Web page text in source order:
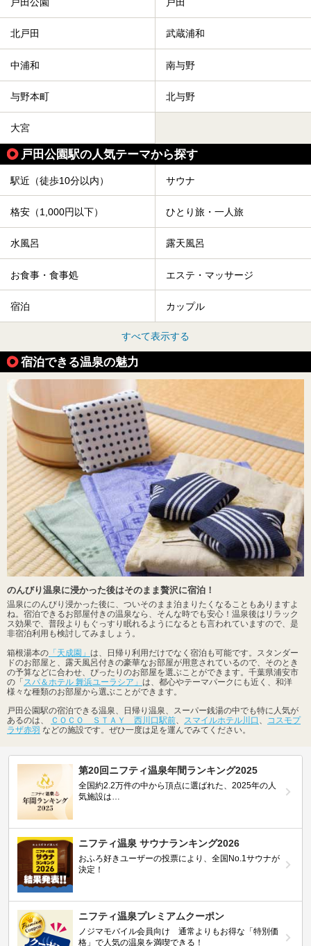
戸田公園 戸田
北戸田 武蔵浦和
中浦和 南与野
与野本町 北与野
大宮
戸田公園駅の人気テーマから探す
駅近（徒歩10分以内） サウナ
格安（1,000円以下） ひとり旅・一人旅
水風呂 露天風呂
お食事・食事処 エステ・マッサージ
宿泊 カップル
すべて表示する
宿泊できる温泉の魅力
のんびり温泉に浸かった後はそのまま贅沢に宿泊！
温泉にのんびり浸かった後に、ついそのまま泊まりたくなることもありますよ
ね。宿泊できるお部屋付きの温泉なら、そんな時でも安心！温泉後はリラック
ス効果で、普段よりもぐっすり眠れるようになるとも言われていますので、是
非宿泊利用も検討してみましょう。
箱根湯本の 「天成園」 は、日帰り利用だけでなく宿泊も可能です。スタンダー
ドのお部屋と、露天風呂付きの豪華なお部屋が用意されているので、そのとき
の予算などに合わせ、ぴったりのお部屋を選ぶことができます。千葉県浦安市
の「スパ＆ホテル 舞浜ユーラシア」 は、都心やテーマパークにも近く、和洋
様々な種類のお部屋から選ぶことができます。
戸田公園駅の宿泊できる温泉、日帰り温泉、スーパー銭湯の中でも特に人気が
あるのは、
ＣＯＣＯ ＳＴＡＹ 西川口駅前、 スマイルホテル川口 、 コスモプ
ラザ赤羽 などの施設です。ぜひ一度は足を運んでみてください。
第20回ニフティ温泉年間ランキング2025
全国約2.2万件の中から頂点に選ばれた、2025年の人
気施設は…
ニフティ温泉 サウナランキング2026
おふろ好きユーザーの投票により、全国No.1サウナが
決定！
ニフティ温泉プレミアムクーポン
ノジマモバイル会員向け 通常よりもお得な「特別価
格」で人気の温泉を満喫できる！